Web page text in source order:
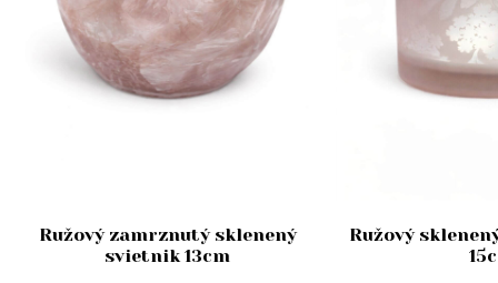
Ružový zamrznutý sklenený
svietnik 13cm
Ružový